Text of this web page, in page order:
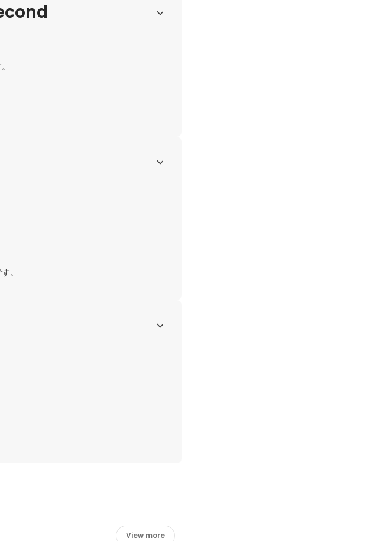
。
View more